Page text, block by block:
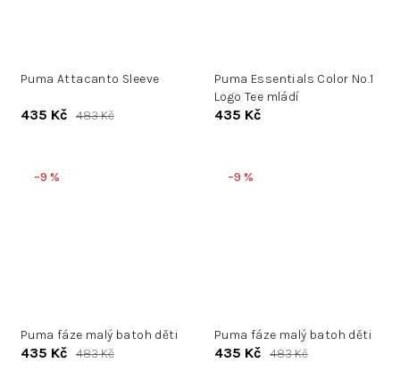
Puma Attacanto Sleeve
435 Kč 483 Kč
Puma Essentials Color No.1
Logo Tee mládí
435 Kč
–9 %
Puma fáze malý batoh děti
435 Kč 483 Kč
–9 %
Puma fáze malý batoh děti
435 Kč 483 Kč